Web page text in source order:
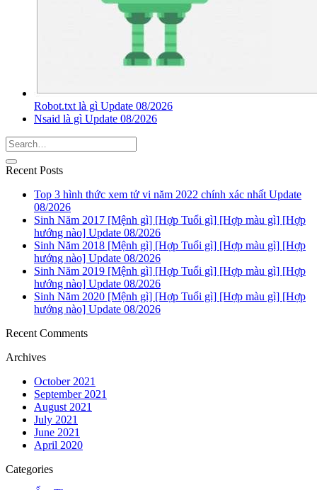
Robot.txt là gì Update 08/2026
Nsaid là gì Update 08/2026
Recent Posts
Top 3 hình thức xem tử vi năm 2022 chính xác nhất Update
08/2026
Sinh Năm 2017 [Mệnh gì] [Hợp Tuổi gì] [Hợp màu gì] [Hợp
hướng nào] Update 08/2026
Sinh Năm 2018 [Mệnh gì] [Hợp Tuổi gì] [Hợp màu gì] [Hợp
hướng nào] Update 08/2026
Sinh Năm 2019 [Mệnh gì] [Hợp Tuổi gì] [Hợp màu gì] [Hợp
hướng nào] Update 08/2026
Sinh Năm 2020 [Mệnh gì] [Hợp Tuổi gì] [Hợp màu gì] [Hợp
hướng nào] Update 08/2026
Recent Comments
Archives
October 2021
September 2021
August 2021
July 2021
June 2021
April 2020
Categories